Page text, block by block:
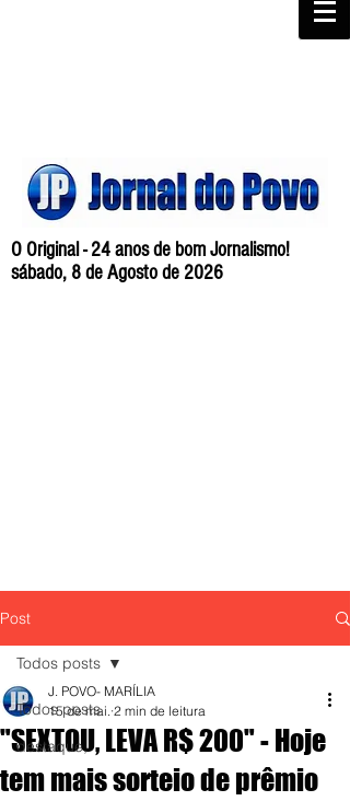
O Original - 24 anos de bom Jornalismo!
sábado, 8 de Agosto de 2026
Post
Todos posts
destaque,
Todos posts
"SEXTOU, LEVA R$ 200" - Hoje
tem mais sorteio de prêmio
J. POVO- MARÍLIA
15 de mai. 2 min de leitura